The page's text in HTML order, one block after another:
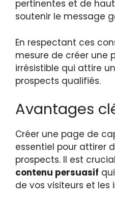
pertinentes et de
soutenir le message
En respectant ces
mesure de créer une
irrésistible qui attire
prospects qualifiés.
Avantages
Créer une page de
essentiel pour attirer
prospects. Il est
contenu persuasif
de vos visiteurs et les